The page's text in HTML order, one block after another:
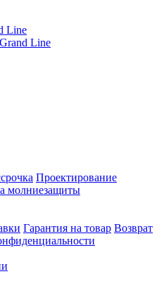
Line
Line
Проектирование
молниезащиты
Гарантия на товар Возврат